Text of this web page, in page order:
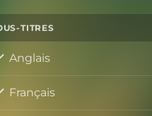
TITRES
Anglais
Français